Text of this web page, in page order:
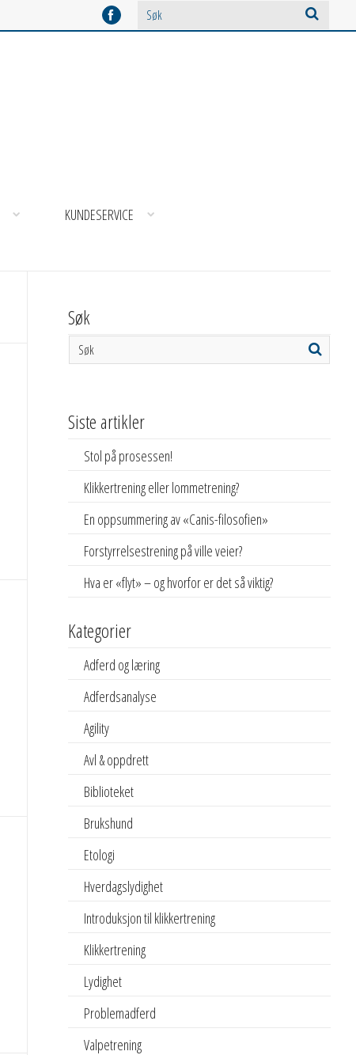
KUNDESERVICE
Søk
Siste artikler
Stol på prosessen!
Klikkertrening eller lommetrening?
En oppsummering av «Canis-filosofien»
Forstyrrelsestrening på ville veier?
Hva er «flyt» – og hvorfor er det så viktig?
Kategorier
Adferd og læring
Adferdsanalyse
Agility
Avl & oppdrett
Biblioteket
Brukshund
Etologi
Hverdagslydighet
Introduksjon til klikkertrening
Klikkertrening
Lydighet
Problemadferd
Valpetrening